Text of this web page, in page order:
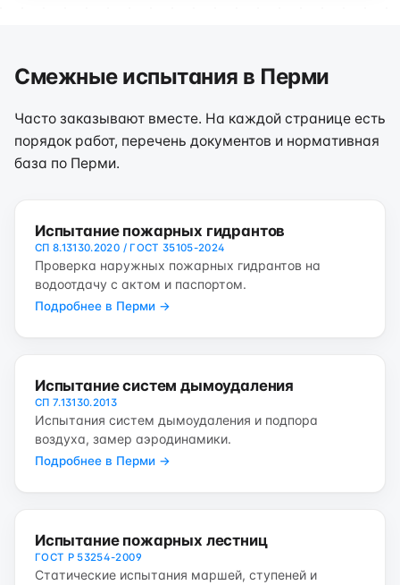
Смежные испытания в Перми
Часто заказывают вместе. На каждой странице есть
порядок работ, перечень документов и нормативная
база по Перми.
Испытание пожарных гидрантов
СП 8.13130.2020 / ГОСТ 35105-2024
Проверка наружных пожарных гидрантов на
водоотдачу с актом и паспортом.
Подробнее в Перми →
Испытание систем дымоудаления
СП 7.13130.2013
Испытания систем дымоудаления и подпора
воздуха, замер аэродинамики.
Подробнее в Перми →
Испытание пожарных лестниц
ГОСТ Р 53254-2009
Статические испытания маршей, ступеней и